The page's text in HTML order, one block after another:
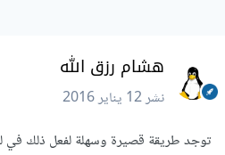
هشام رزق الله
نشر12 يناير 2016
توجد طريقة قصيرة وسهلة لفعل ذلك في